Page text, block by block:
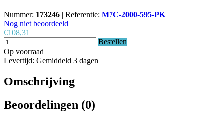
Nummer: 173246 | Referentie: M7C-2000-595-PK
Nog niet beoordeeld
€108,31
Bestellen
Op voorraad
Levertijd: Gemiddeld 3 dagen
Omschrijving
Beoordelingen (0)